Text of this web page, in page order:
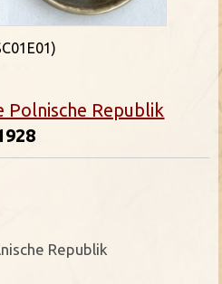
Polnische Republik
Republik